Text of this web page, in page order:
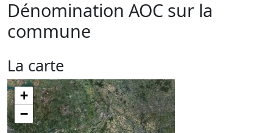
Dénomination AOC sur la
commune
La carte
+
−